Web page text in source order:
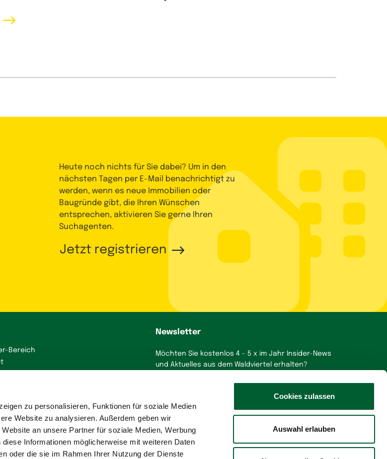
zu personalisieren, Funktionen für soziale Medien
Website zu analysieren. Außerdem geben wir
an unsere Partner für soziale Medien, Werbung
Informationen möglicherweise mit weiteren Daten
oder die sie im Rahmen Ihrer Nutzung der Dienste
Cookies zulassen
Auswahl erlauben
Heute noch nichts für Sie dabei? Um in den
nächsten Tagen per E-Mail benachrichtigt zu
werden, wenn es neue Immobilien oder
Baugründe gibt, die Ihren Wünschen
entsprechen, aktivieren Sie gerne Ihren
Suchagenten.
Jetzt registrieren
Bereich
Newsletter
Möchten Sie kostenlos 4 - 5 x im Jahr Insider-News
und Aktuelles aus dem Waldviertel erhalten?